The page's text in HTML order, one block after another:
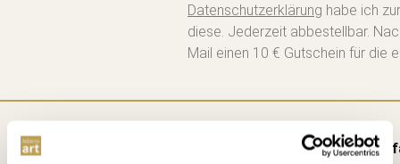
Datenschutzerklärung habe ich
diese. Jederzeit abbestellbar.
Mail einen 10 € Gutschein für die